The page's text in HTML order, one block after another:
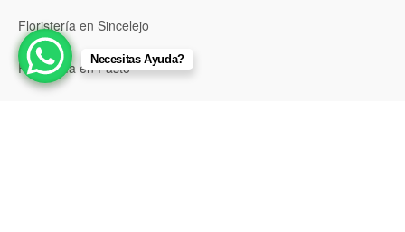
Floristería en Sincelejo
Floristería en PastoNecesitas Ayuda?